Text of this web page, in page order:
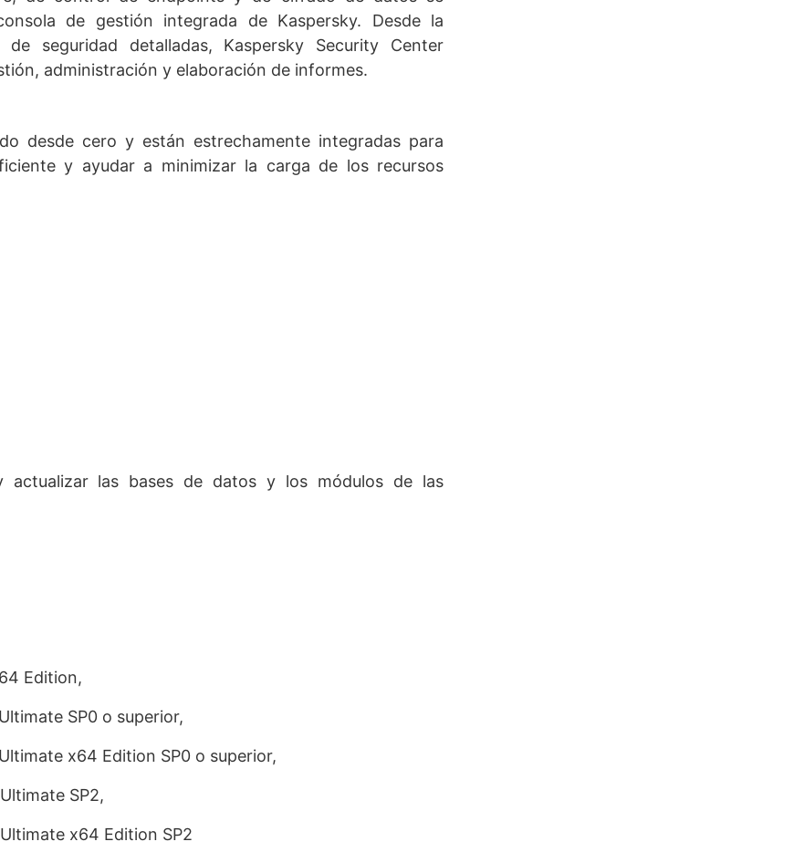
de gestión integrada de Kaspersky. Desde la
seguridad detalladas, Kaspersky Security Center
administración y elaboración de informes.
desde cero y están estrechamente integradas para
y ayudar a minimizar la carga de los recursos
las bases de datos y los módulos de las
Edition,
SP0 o superior,
x64 Edition SP0 o superior,
SP2,
x64 Edition SP2